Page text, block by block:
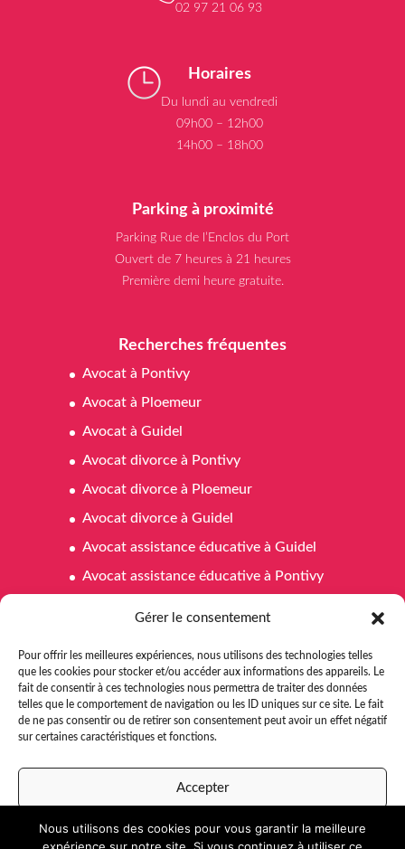
Gérer le consentement
Pour offrir les meilleures expériences, nous utilisons des technologies telles
que les cookies pour stocker et/ou accéder aux informations des appareils. Le
fait de consentir à ces technologies nous permettra de traiter des données
telles que le comportement de navigation ou les ID uniques sur ce site. Le fait
de ne pas consentir ou de retirer son consentement peut avoir un effet négatif
sur certaines caractéristiques et fonctions.
Accepter
Refuser
02 97 21 06 93
Horaires
Du lundi au vendredi
09h00 – 12h00
14h00 – 18h00
Parking à proximité
Parking Rue de l’Enclos du Port
Ouvert de 7 heures à 21 heures
Première demi heure gratuite.
Recherches fréquentes
Avocat à Pontivy
Avocat à Ploemeur
Avocat à Guidel
Avocat divorce à Pontivy
Avocat divorce à Ploemeur
Avocat divorce à Guidel
Avocat assistance éducative à Guidel
Avocat assistance éducative à Pontivy
Avocat affaires familiales à Ploemeur
Avocat affaires familiales à Guidel
Avocat aide juridictionnelle Pontivy
Avocat aide juridictionnelle à Guidel
Nous utilisons des cookies pour vous garantir la meilleure